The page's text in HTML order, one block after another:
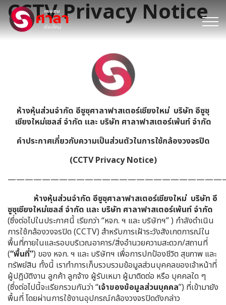
CCTV Privacy Notice
ห้างหุ้นส่วนจำกัด อีซูซุศาลาฟาสเตอร์เชียงใหม่ บริษัท อีซูซุ
เชียงใหม่เซลส์ จำกัด และ บริษัท ศาลาฟาสเตอร์เพ้นท์ จำกัด
คำประกาศเกี่ยวกับความเป็นส่วนตัวในการใช้กล้องวงจรปิด
(CCTV Privacy Notice)
ห้างหุ้นส่วนจำกัด อีซูซุศาลาฟาสเตอร์เชียงใหม่ บริษัท อี
ซูซุเชียงใหม่เซลส์ จำกัด และ บริษัท ศาลาฟาสเตอร์เพ้นท์ จำกัด
(ซึ่งต่อไปในประกาศนี้ เรียกว่า “หจก. ฯ และ บริษัทฯ” ) กำลังดำเนิน
การใช้กล้องวงจรปิด (CCTV) สำหรับการเฝ้าระวังสังเกตการณ์ใน
พื้นที่ภายในและรอบบริเวณอาคาร/สิ่งอำนวยความสะดวก/สถานที่
(“พื้นที่”) ของ หจก. ฯ และ บริษัทฯ เพื่อการปกป้องชีวิต สุขภาพ และ
ทรัพย์สิน ทั้งนี้ เราทำการเก็บรวบรวมข้อมูลส่วนบุคคลของเจ้าหน้าที่
ผู้ปฏิบัติงาน ลูกค้า ลูกจ้าง ผู้รับเหมา ผู้มาติดต่อ หรือ บุคคลใด ๆ
(ซึ่งต่อไปนี้จะเรียกรวมกันว่า “เจ้าของข้อมูลส่วนบุคคล”) ที่เข้ามายัง
พื้นที่ โดยผ่านการใช้งานอุปกรณ์กล้องวงจรปิดดังกล่าว